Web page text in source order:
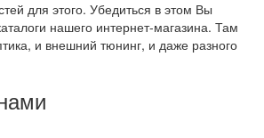
для этого. Убедиться в этом Вы
нашего интернет-магазина. Там
и внешний тюнинг, и даже разного